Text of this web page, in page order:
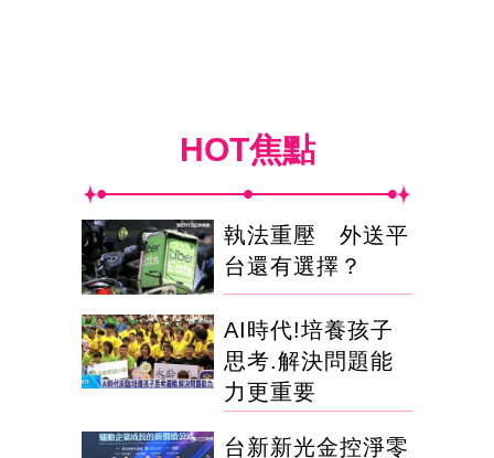
HOT焦點
執法重壓 外送平
台還有選擇？
AI時代!培養孩子
思考.解決問題能
力更重要
台新新光金控淨零